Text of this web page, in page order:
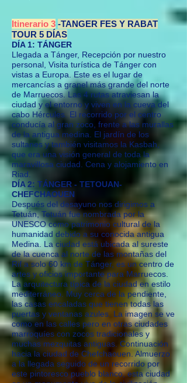
Itinerario 3 -TANGER FES Y RABAT
TOUR 5 DÍAS
DÍA 1: TÁNGER
Llegada a Tánger, Recepción por nuestro
personal, Visita turística de Tánger con
vistas a Europa. Este es el lugar de
mercancías a granel más grande del norte
de Marruecos. Las 4 rutas atraviesan la
ciudad y el entorno y viven en la cueva del
cabo Hércules. El recorrido por el centro
conducía al gran zoco, frente a las murallas
de la antigua medina. El jardín de los
sultanes y también visitamos la Kasbah,
que era una visión general de toda la
maravillosa ciudad. Cena y alojamiento en
Riad.
DÍA 2: TÁNGER - TETOUAN-
CHEFCHAOUEN
Después del desayuno nos dirigimos a
Tetuán, Tetuán fue nombrada por la
UNESCO como patrimonio cultural de la
humanidad debido a su conocida antigua
Medina. La ciudad está ubicada al sureste
de la cuenca al norte de las montañas del
Rif a solo 60 km de Tánger, es un centro de
artes y oficios importante para Marruecos.
La arquitectura típica de la ciudad en estilo
mediterráneo. Muy cerca de la pendiente,
las casas encaladas que tienen todas las
puertas y ventanas azules. La imagen se ve
como en las calles pero en otras ciudades
marroquíes con zocos tradicionales y
muchas mezquitas antiguas. Continuación
hacia la ciudad de Chefchaouen. Almuerzo
a la llegada seguido de un recorrido por
este pintoresco pueblo blanco, esta ciudad